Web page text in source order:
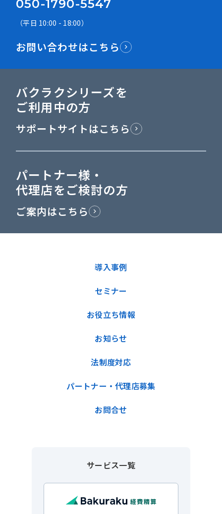
050-1790-5547
（平日 10:00 - 18:00）
お問い合わせはこちら
バクラクシリーズを
ご利用中の方
サポートサイトはこちら
パートナー様・
代理店をご検討の方
ご案内はこちら
導入事例
セミナー
お役立ち情報
お知らせ
法制度対応
パートナー・代理店募集
お問合せ
サービス一覧